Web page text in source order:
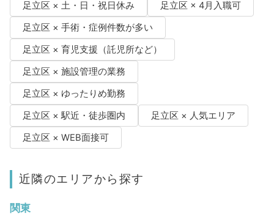
足立区 × 土・日・祝日休み
足立区 × 4月入職可
足立区 × 手術・症例件数が多い
足立区 × 育児支援（託児所など）
足立区 × 施設管理の業務
足立区 × ゆったりめ勤務
足立区 × 駅近・徒歩圏内
足立区 × 人気エリア
足立区 × WEB面接可
近隣のエリアから探す
関東